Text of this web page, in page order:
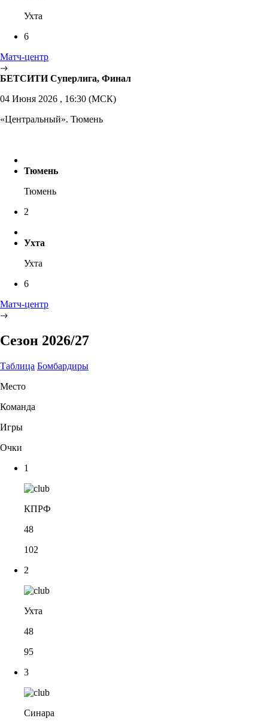
Ухта
6
Матч-центр
БЕТСИТИ Суперлига, Финал
04 Июня 2026 , 16:30 (МСК)
«Центральный». Тюмень
Тюмень
Тюмень
2
Ухта
Ухта
6
Матч-центр
Сезон 2026/27
Таблица Бомбардиры
Место
Команда
Игры
Очки
1
КПРФ
48
102
2
Ухта
48
95
3
Синара